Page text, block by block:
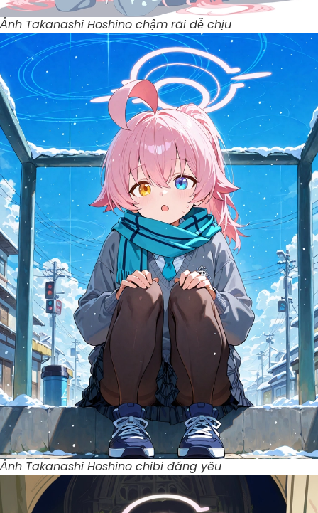
Ảnh Takanashi Hoshino chậm rãi dễ chịu
Ảnh Takanashi Hoshino chibi đáng yêu